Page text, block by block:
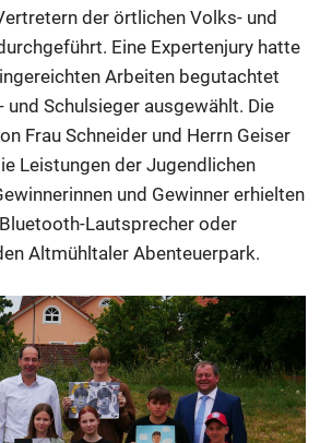
der örtlichen Volks- und
Eine Expertenjury hatte
Arbeiten begutachtet
und Schulsieger ausgewählt. Die
Frau Schneider und Herrn Geiser
Leistungen der Jugendlichen
und Gewinner erhielten
Lautsprecher oder
Altmühltaler Abenteuerpark.